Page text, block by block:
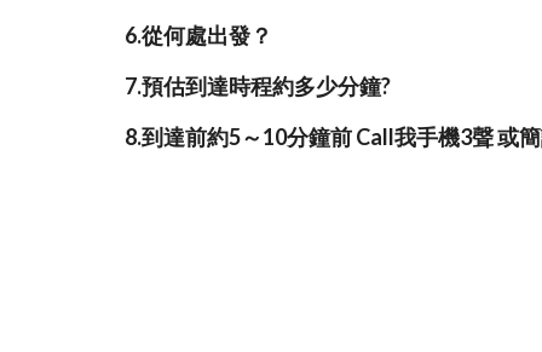
6.從何處出發？
7.預估到達時程約多少分鐘?
8.到達前約5～10分鐘前 Call我手機3聲 或